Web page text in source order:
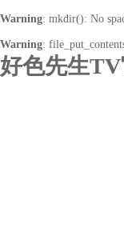
Warning: mkdir(): No
Warning:
好色先生